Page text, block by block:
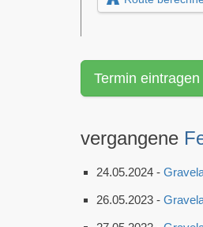
Termin eintragen
vergangene
24.05.2024 -
26.05.2023 -